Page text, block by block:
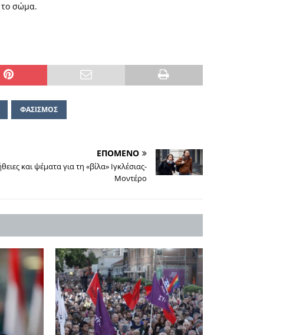
το σώμα.
ΦΑΣΙΣΜΟΣ
ΕΠΟΜΕΝΟ
και ψέματα για τη «βίλα» Ιγκλέσιας-
Μοντέρο